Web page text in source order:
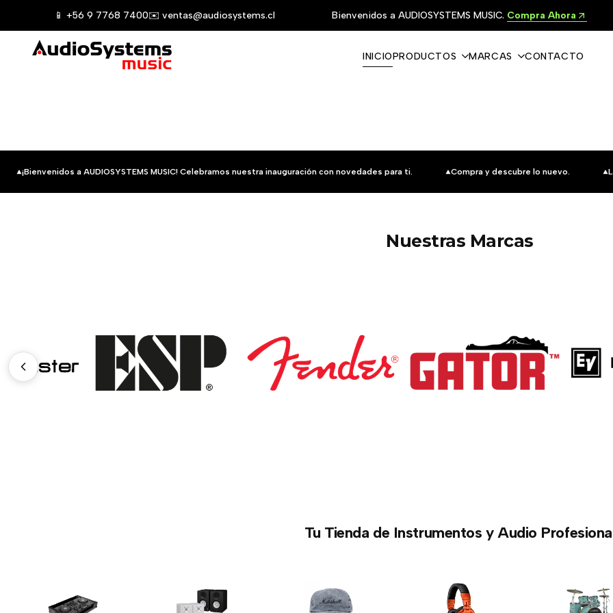
📱 +56 9 7768 7400✉️ ventas@audiosystems.cl Bienvenidos a AUDIOSYSTEMS MUSIC. Compra Ahora
INICIOPRODUCTOS MARCAS CONTACTO
¡Bienvenidos a AUDIOSYSTEMS MUSIC! Celebramos nuestra inauguración con novedades para ti. Compra y descubre lo nuevo.
Nuestras Marcas
Tu Tienda de Instrumentos y Audio